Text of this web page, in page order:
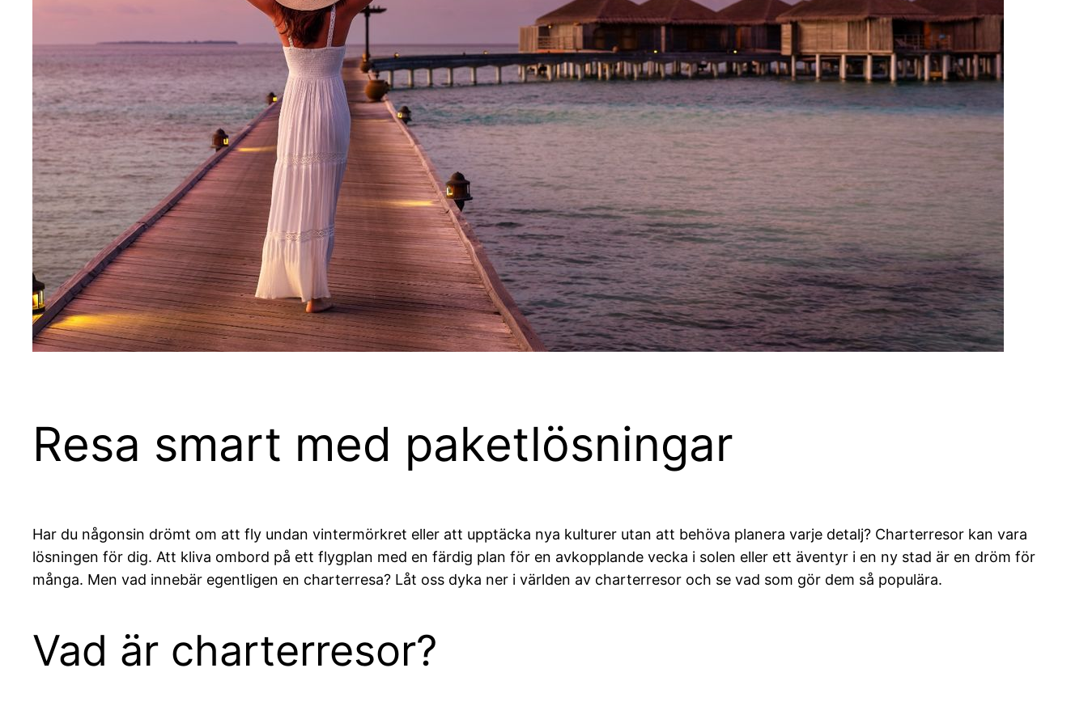
Resa smart med paketlösningar
Har du någonsin drömt om att fly undan vintermörkret eller att upptäcka nya kulturer utan att behöva planera varje detalj? Charterresor kan vara
lösningen för dig. Att kliva ombord på ett flygplan med en färdig plan för en avkopplande vecka i solen eller ett äventyr i en ny stad är en dröm för
många. Men vad innebär egentligen en charterresa? Låt oss dyka ner i världen av charterresor och se vad som gör dem så populära.
Vad är charterresor?